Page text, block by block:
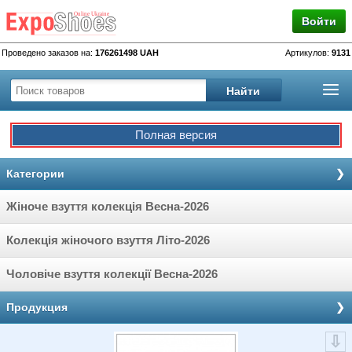
Войти
Проведено заказов на: 176261498 UAH Артикулов: 9131
Полная версия
Категории
Жіноче взуття колекція Весна-2026
Колекція жіночого взуття Літо-2026
Чоловіче взуття колекції Весна-2026
Продукция